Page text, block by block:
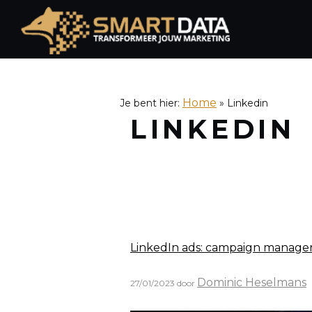
naar
Je bent hier: Home » Linkedin
LINKEDIN
LinkedIn ads: campaign
27/01/2023 door Dominic Heselmans